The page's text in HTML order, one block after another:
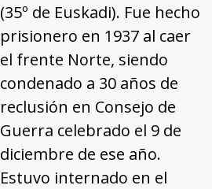
(35º de Euskadi). Fue hecho
prisionero en 1937 al caer
el frente Norte, siendo
condenado a 30 años de
reclusión en Consejo de
Guerra celebrado el 9 de
diciembre de ese año.
Estuvo internado en el